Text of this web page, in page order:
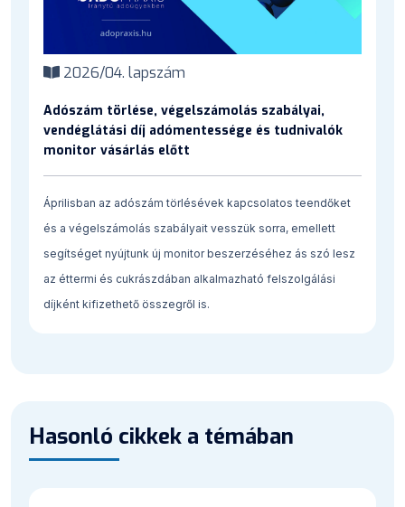
2026/04. lapszám
Adószám törlése, végelszámolás szabályai,
vendéglátási díj adómentessége és tudnivalók
monitor vásárlás előtt
Áprilisban az adószám törlésévek kapcsolatos teendőket
és a végelszámolás szabályait vesszük sorra, emellett
segítséget nyújtunk új monitor beszerzéséhez ás szó lesz
az éttermi és cukrászdában alkalmazható felszolgálási
díjként kifizethető összegről is.
Hasonló cikkek a témában